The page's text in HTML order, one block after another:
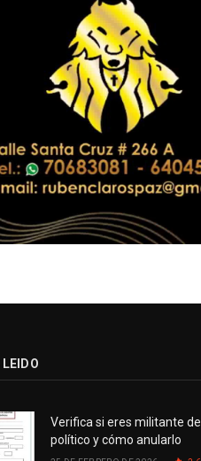
Verifica si eres militante
político y cómo anularlo